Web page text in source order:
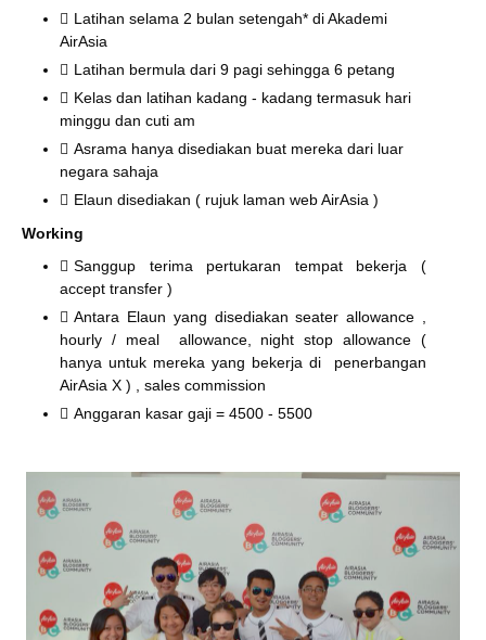
Latihan selama 2 bulan setengah* di Akademi
AirAsia
Latihan bermula dari 9 pagi sehingga 6 petang
Kelas dan latihan kadang - kadang termasuk hari
minggu dan cuti am
Asrama hanya disediakan buat mereka dari luar
negara sahaja
Elaun disediakan ( rujuk laman web AirAsia )
Working
Sanggup terima pertukaran tempat bekerja (
accept transfer )
Antara Elaun yang disediakan seater allowance ,
hourly / meal allowance, night stop allowance (
hanya untuk mereka yang bekerja di penerbangan
AirAsia X ) , sales commission
Anggaran kasar gaji = 4500 - 5500